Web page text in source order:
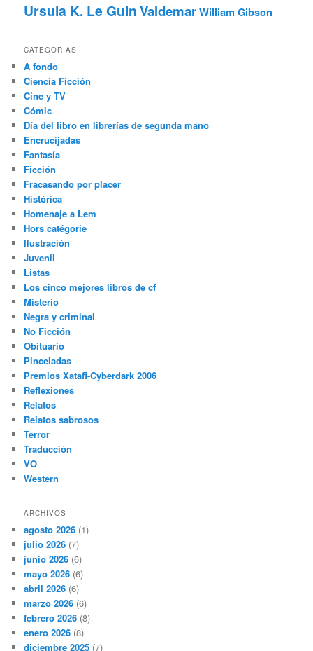
Ursula K. Le GuinValdemarWilliam Gibson
CATEGORÍAS
A fondo
Ciencia Ficción
Cine y TV
Cómic
Día del libro en librerías de segunda mano
Encrucijadas
Fantasía
Ficción
Fracasando por placer
Histórica
Homenaje a Lem
Hors catégorie
Ilustración
Juvenil
Listas
Los cinco mejores libros de cf
Misterio
Negra y criminal
No Ficción
Obituario
Pinceladas
Premios Xatafi-Cyberdark 2006
Reflexiones
Relatos
Relatos sabrosos
Terror
Traducción
VO
Western
ARCHIVOS
agosto 2026 (1)
julio 2026 (7)
junio 2026 (6)
mayo 2026 (6)
abril 2026 (6)
marzo 2026 (6)
febrero 2026 (8)
enero 2026 (8)
diciembre 2025 (7)